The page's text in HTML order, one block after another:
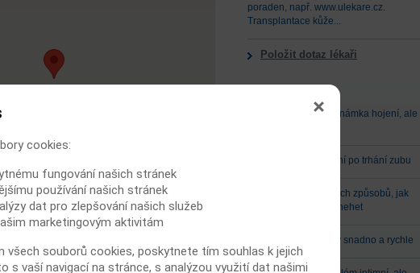
poraden, např. www.ulekare.cz.
Transplantace kůže...
Položit dotaz lékaři
Nejčtenější články
Mokvající rána – známka hojení, ale
Jak usnadnit hojení po trhání zubu
Deset jednoduchých způsobů, jak
vyřešit zarůstající nehet
Zbavte se modřiny snadno a rychle
cookies:
fungování našich stránek
používání našich stránek
dat pro zlepšování našich služeb
marketingovým aktivitám
všech souborů cookies, poskytnete tím souhlas k jejich
s vaší navigací na stránce, s analýzou využití dat našimi